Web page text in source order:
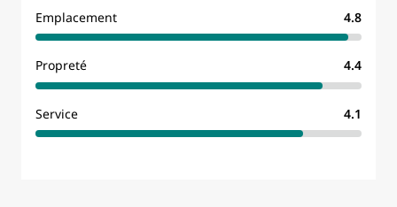
Emplacement 4.8
Propreté 4.4
Service 4.1